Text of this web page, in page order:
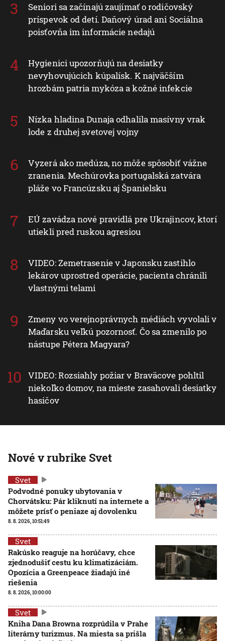
Seniori sa začínajú zaujímať o rodičovský
príspevok od detí. Daňový úrad ani Sociálna
poisťovňa im informácie nedajú
Hygienici upozorňujú na desiatky
nevyhovujúcich kúpalísk. K najväčším
hrozbám patria mykóza a kožné infekcie
Nízka hladina Dunaja odhalila masívny vrak
lode z druhej svetovej vojny
Vyzerá ako medúza, no môže spôsobiť vážne
zranenia. Mechúrovka portugalská zatvára
pláže vo Francúzsku aj Španielsku
EÚ zavádza nové pravidlá pre Ukrajincov, ktorí
utiekli pred ruskou agresiou
VIDEO: Zemetrasenie v Japonsku zastihlo
lekárov uprostred operácie, pacienta chránili
vlastnými telami
Zmeny vo verejnoprávnych médiách vyvolali v
Maďarsku veľkú pozornosť. Čo sa zmenilo po
nástupe Pétera Magyara?
VIDEO: Rozsiahly požiar v Braväcove pohltil
niekoľko domov, na mieste zasahovali desiatky
hasičov
Nové v rubrike Svet
Svet
Podvodné ponuky ubytovania v
Chorvátsku: Pár kliknutí na internete a
môžete prísť o peniaze aj dovolenku
8. 8. 2026, 10:51:49
Svet
Rakúsko reaguje na horúčavy, chce
zjednodušiť cestu ku klimatizáciám.
Opozícia a Greenpeace žiadajú iné
riešenia
8. 8. 2026, 10:00:00
Svet
Kniha Dana Browna rozprúdila v Prahe
literárny turizmus. Na miesta sa prišla